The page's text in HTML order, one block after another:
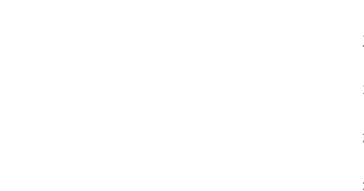
1
2
3